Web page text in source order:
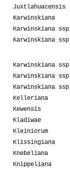
Juxtlahuacensis
Karwinskiana
Karwinskiana
Karwinskiana
Karwinskiana
Karwinskiana
Karwinskiana
Kelleriana
Kewensis
Kladiwae
Kleiniorum
Klissingiana
Knebeliana
Knippeliana